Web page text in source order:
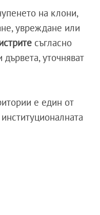
на клони,
увреждане или
съгласно
уточняват
е един от